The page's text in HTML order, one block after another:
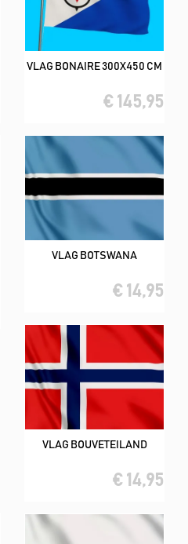
VLAG BONAIRE 300X450 CM
€ 145,95
VLAG BOTSWANA
€ 14,95
VLAG BOUVETEILAND
€ 14,95